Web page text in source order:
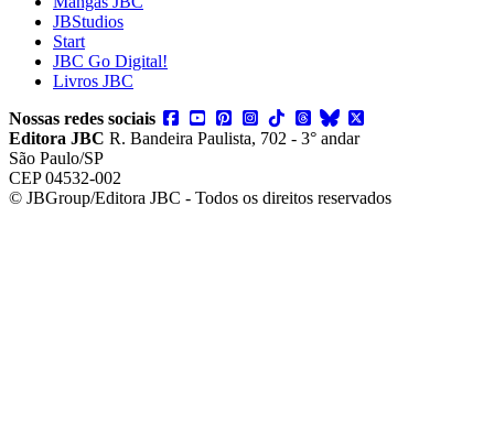
JBStudios
Start
JBC Go Digital!
Livros JBC
Nossas redes sociais
Editora JBC R. Bandeira Paulista, 702 - 3° andar
São Paulo/SP
CEP 04532-002
© JBGroup/Editora JBC - Todos os direitos reservados